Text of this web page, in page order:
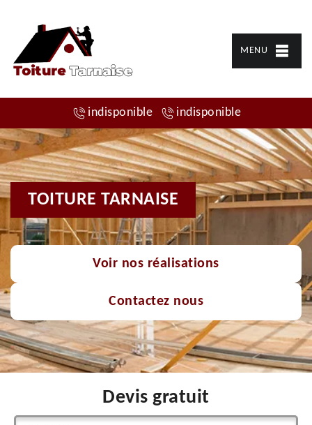
MENU
indisponible indisponible
TOITURE TARNAISE
Voir nos réalisations
Contactez nous
Devis gratuit